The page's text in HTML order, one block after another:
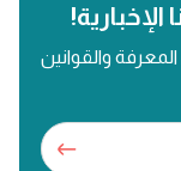
والقوانين